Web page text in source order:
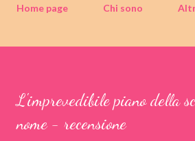
Home page
Chi sono
L'imprevedibile piano della
nome - recensione